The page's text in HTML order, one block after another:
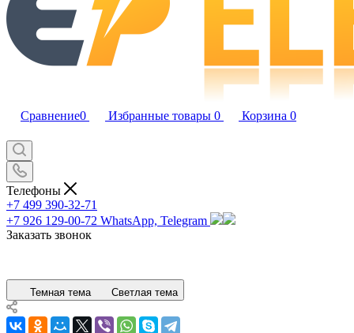
Сравнение0 Избранные товары 0 Корзина 0
Телефоны
+7 499 390-32-71
+7 926 129-00-72 WhatsApp, Telegram
Заказать звонок
Темная тема Светлая тема